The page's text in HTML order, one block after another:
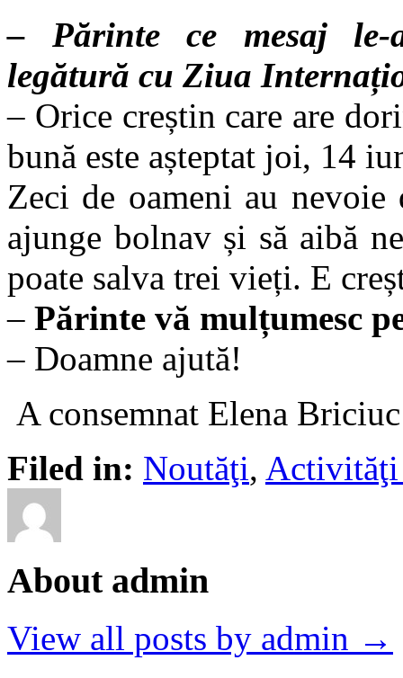
– Părinte ce mesaj le-
legătură cu Ziua
– Orice creștin care are
bună este așteptat joi, 14
Zeci de oameni au
ajunge bolnav și să aibă
poate salva trei vieți. E
– Părinte vă mulțumesc
– Doamne ajută!
A consemnat Elena
Filed in: Noutăţi, Activităţi
About admin
View all posts by admin →